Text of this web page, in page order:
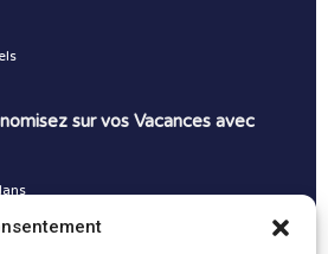
sur vos Vacances avec